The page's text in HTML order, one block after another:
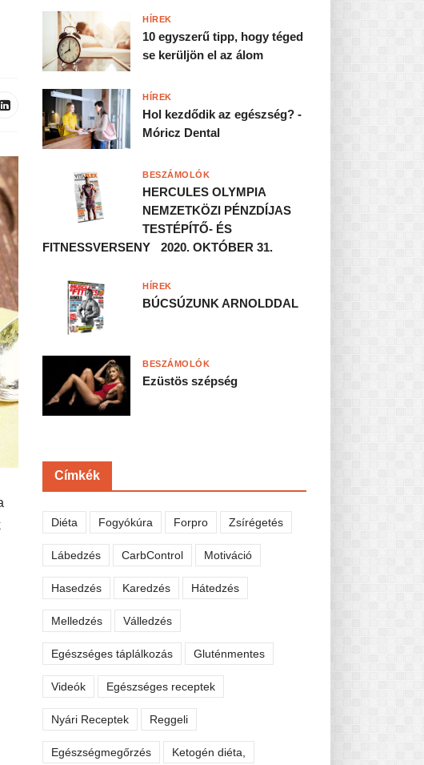
10 egyszerű tipp, hogy téged
se kerüljön el az álom
HÍREK
Hol kezdődik az egészség? -
Móricz Dental
HÍREK
HERCULES OLYMPIA
NEMZETKÖZI PÉNZDÍJAS
TESTÉPÍTŐ- ÉS
FITNESSVERSENY 2020. OKTÓBER 31.
BESZÁMOLÓK
BÚCSÚZUNK ARNOLDDAL
HÍREK
Ezüstös szépség
BESZÁMOLÓK
Címkék
Diéta Fogyókúra Forpro Zsírégetés
Lábedzés CarbControl Motiváció
Hasedzés Karedzés Hátedzés
Melledzés Válledzés
Egészséges táplálkozás Gluténmentes
Videók Egészséges receptek
Nyári Receptek Reggeli
Egészségmegőrzés Ketogén diéta,